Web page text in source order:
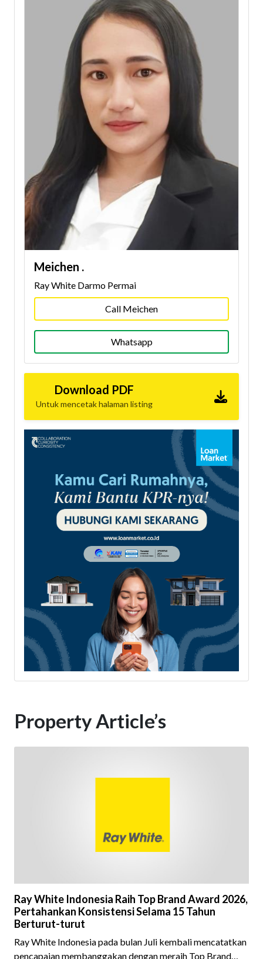
Meichen .
Ray White Darmo Permai
Call Meichen
Whatsapp
Download PDF
Untuk mencetak halaman listing
Property Article’s
Ray White Indonesia Raih Top Brand Award 2026,
Pertahankan Konsistensi Selama 15 Tahun
Berturut-turut
Ray White Indonesia pada bulan Juli kembali mencatatkan
pencapaian membanggakan dengan meraih Top Brand